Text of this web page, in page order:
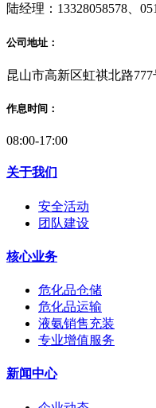
陆经理：13328058578、
公司地址：
昆山市高新区虹祺北路777
作息时间：
08:00-17:00
关于我们
安全活动
团队建设
核心业务
危化品仓储
危化品运输
液氨销售充装
专业增值服务
新闻中心